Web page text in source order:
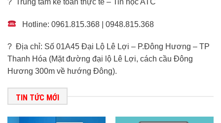
Hotline: 0961.815.368 | 0948.815.368
? Địa chỉ: Số 01A45 Đại Lộ Lê Lợi – P.Đông Hương – TP
Thanh Hóa (Mặt đường đại lộ Lê Lợi, cách cầu Đông
Hương 300m về hướng Đông).
TIN TỨC MỚI